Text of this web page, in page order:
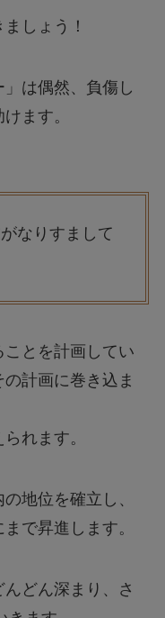
しょう！
は偶然、負傷し
ます。
なりすまして
とを計画してい
計画に巻き込ま
れます。
地位を確立し、
で昇進します。
どん深まり、さ